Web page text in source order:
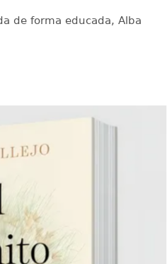
de forma educada, Alba